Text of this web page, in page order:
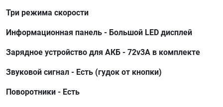
Три режима скорости
Информационная панель - Большой LED дисплей
Зарядное устройство для АКБ - 72v3A в комплекте
Звуковой сигнал - Есть (гудок от кнопки)
Поворотники - Есть